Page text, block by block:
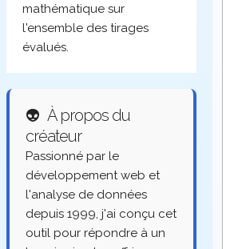
mathématique sur
l'ensemble des tirages
évalués.
👽 À propos du
créateur
Passionné par le
développement web et
l'analyse de données
depuis 1999, j'ai conçu cet
outil pour répondre à un